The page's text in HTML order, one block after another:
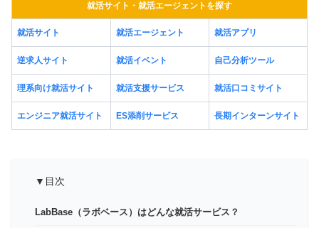
就活サイト・就活エージェントを探す
就活サイト 就活エージェント 就活アプリ
逆求人サイト 就活イベント 自己分析ツール
理系向け就活サイト 就活支援サービス 就活口コミサイト
エンジニア就活サイト ES添削サービス 長期インターンサイト
▼目次
LabBase（ラボベース）はどんな就活サービス？